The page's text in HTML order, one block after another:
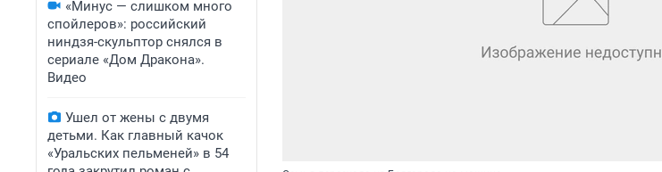
«Минус — слишком много
спойлеров»: российский
ниндзя-скульптор снялся в
сериале «Дом Дракона».
Видео
Ушел от жены с двумя
детьми. Как главный качок
«Уральских пельменей» в 54